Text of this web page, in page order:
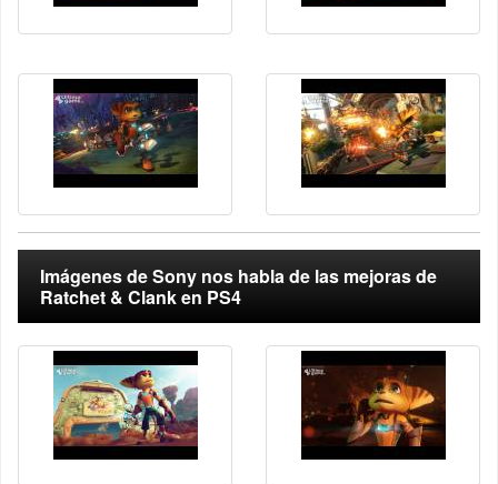
Imágenes de Sony nos habla de las mejoras de
Ratchet & Clank en PS4